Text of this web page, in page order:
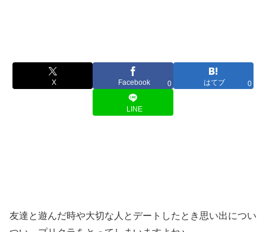
X Facebook 0 はてブ 0
LINE
友達と遊んだ時や大切な人とデートしたとき思い出につい